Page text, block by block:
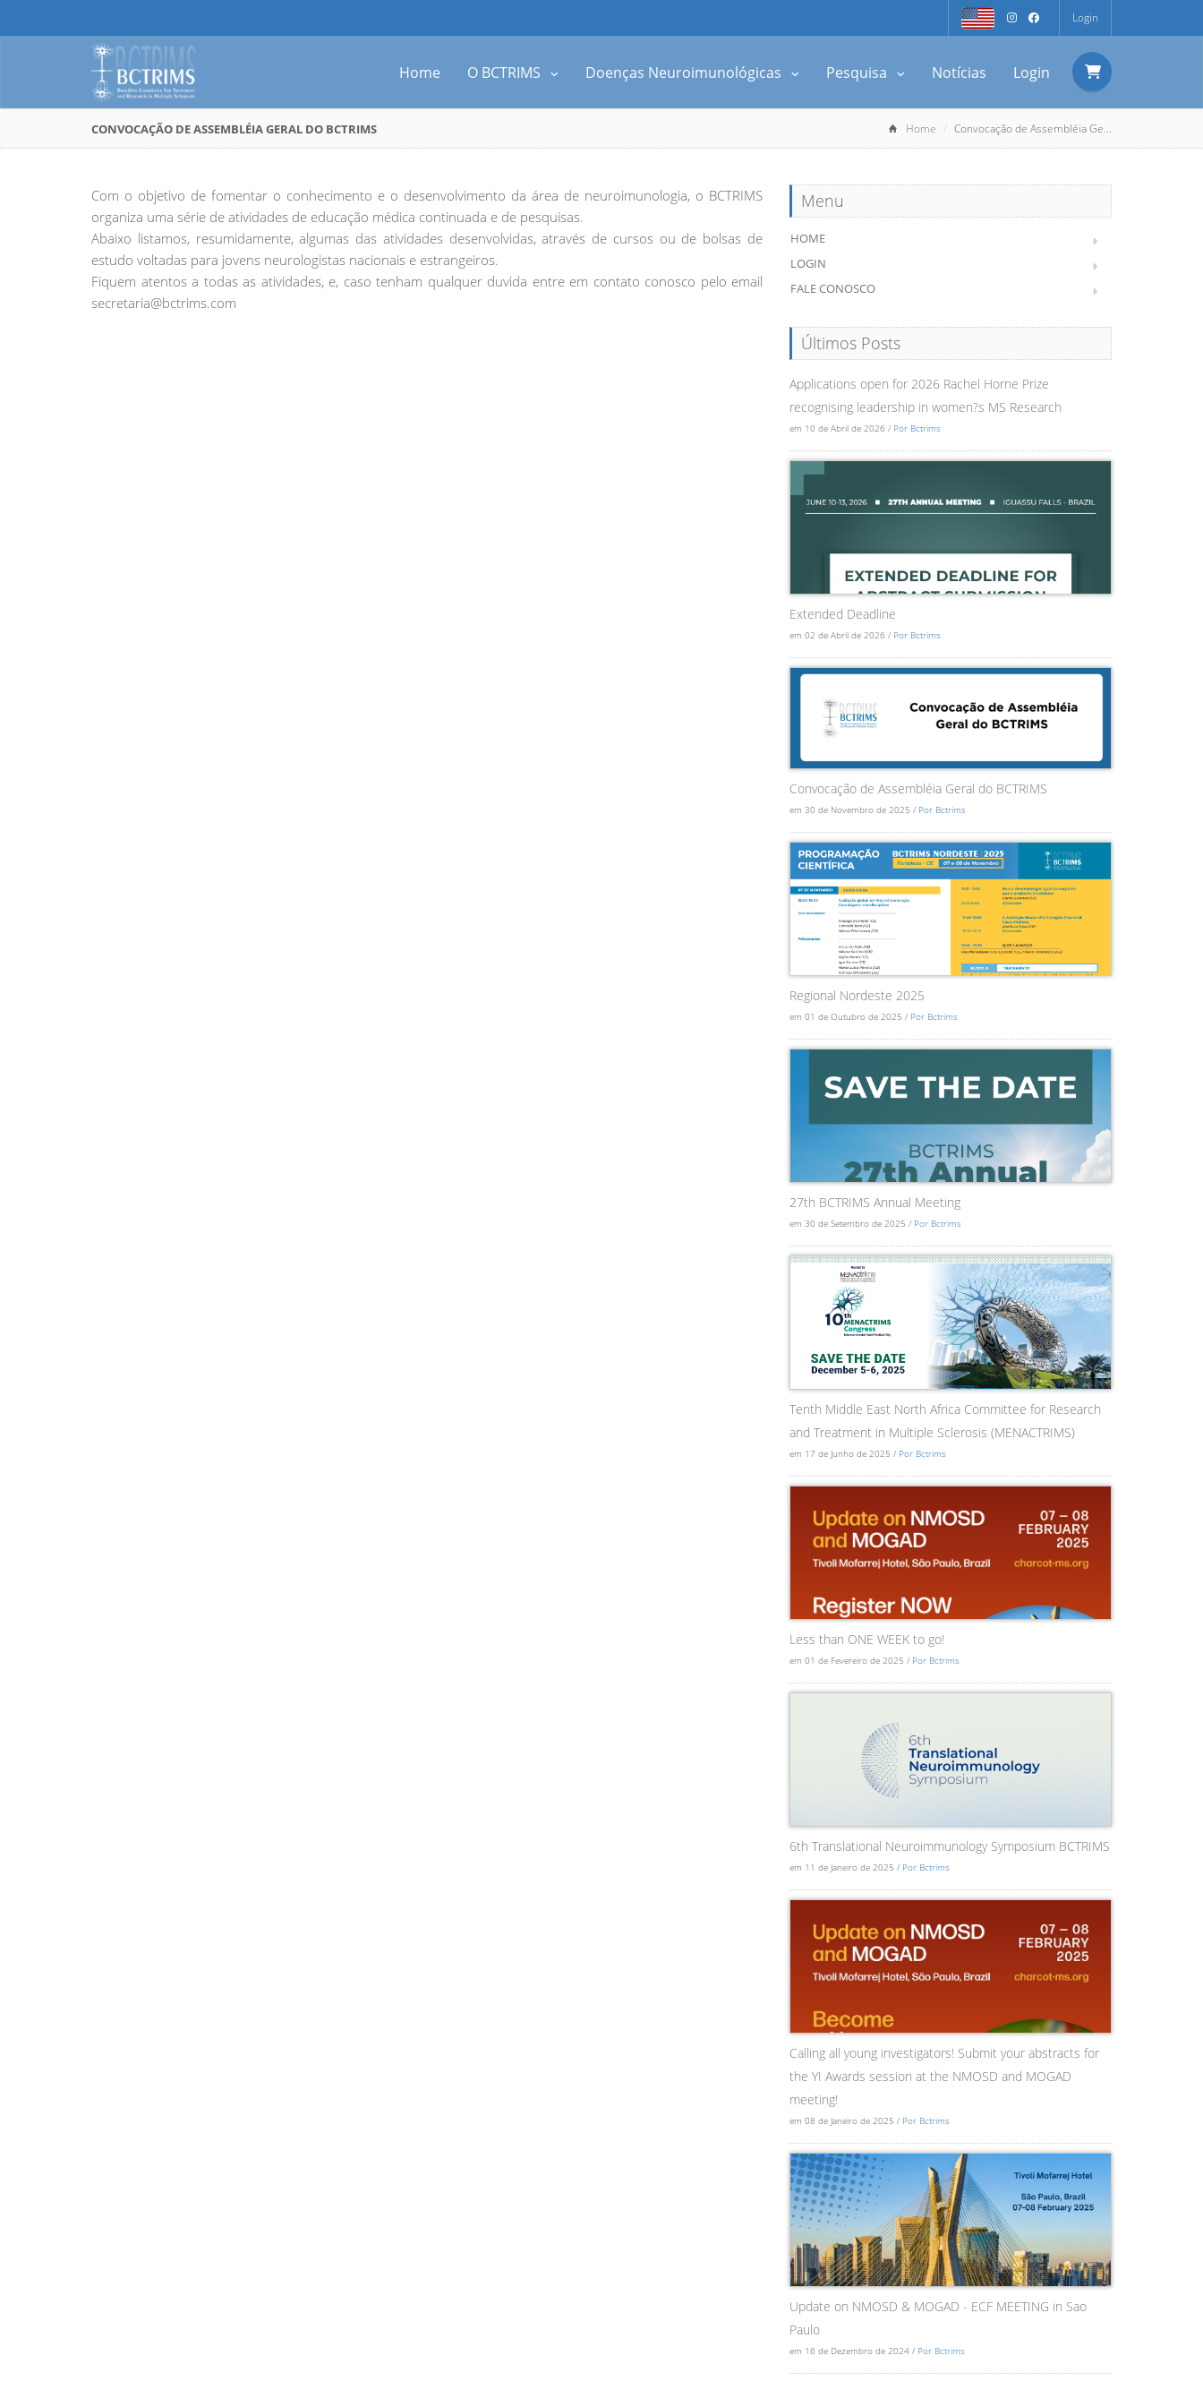
Login
Home O BCTRIMS Doenças Neuroimunológicas Pesquisa Notícias Login
CONVOCAÇÃO DE ASSEMBLÉIA GERAL DO BCTRIMS Home Convocação de Assembléia Ge...
Com o objetivo de fomentar o conhecimento e o desenvolvimento da área de neuroimunologia, o BCTRIMS
organiza uma série de atividades de educação médica continuada e de pesquisas.
Abaixo listamos, resumidamente, algumas das atividades desenvolvidas, através de cursos ou de bolsas de
estudo voltadas para jovens neurologistas nacionais e estrangeiros.
Fiquem atentos a todas as atividades, e, caso tenham qualquer duvida entre em contato conosco pelo email
secretaria@bctrims.com
Menu
HOME
LOGIN
FALE CONOSCO
Últimos Posts
Applications open for 2026 Rachel Horne Prize
recognising leadership in women?s MS Research
em 10 de Abril de 2026 / Por Bctrims
Extended Deadline
em 02 de Abril de 2026 / Por Bctrims
Convocação de Assembléia Geral do BCTRIMS
em 30 de Novembro de 2025 / Por Bctrims
Regional Nordeste 2025
em 01 de Outubro de 2025 / Por Bctrims
27th BCTRIMS Annual Meeting
em 30 de Setembro de 2025 / Por Bctrims
Tenth Middle East North Africa Committee for Research
and Treatment in Multiple Sclerosis (MENACTRIMS)
em 17 de Junho de 2025 / Por Bctrims
Less than ONE WEEK to go!
em 01 de Fevereiro de 2025 / Por Bctrims
6th Translational Neuroimmunology Symposium BCTRIMS
em 11 de Janeiro de 2025 / Por Bctrims
Calling all young investigators! Submit your abstracts for
the YI Awards session at the NMOSD and MOGAD
meeting!
em 08 de Janeiro de 2025 / Por Bctrims
Update on NMOSD & MOGAD - ECF MEETING in Sao
Paulo
em 16 de Dezembro de 2024 / Por Bctrims